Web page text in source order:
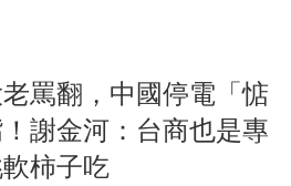
罵翻，中國停電「惦
謝金河：台商也是專
柿子吃